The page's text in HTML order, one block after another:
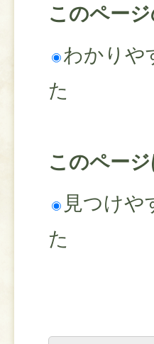
このペー
わかりや
た
このペー
見つけや
た